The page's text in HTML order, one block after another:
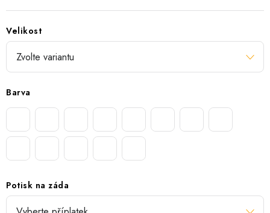
Velikost
Barva
Potisk na záda